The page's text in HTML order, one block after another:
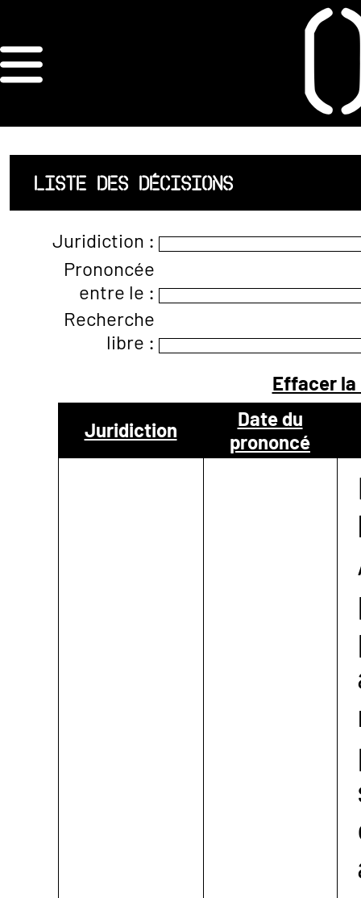
ORDRE DES
ARCHITECTES
ACCUEIL
LISTE DES
ARCHITECTES
JURISPRUDENCE
ANNEXE 4 CODT
CONTACTER
LISTE DES DÉCISIONS
Juridiction :
Prononcée
entre le :
Recherche
libre :
Effacer
Juridiction
Date du
prononcé